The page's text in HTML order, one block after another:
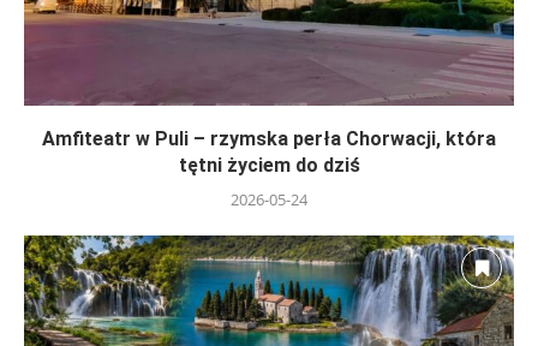
Amfiteatr w Puli – rzymska perła Chorwacji, która
tętni życiem do dziś
2026-05-24